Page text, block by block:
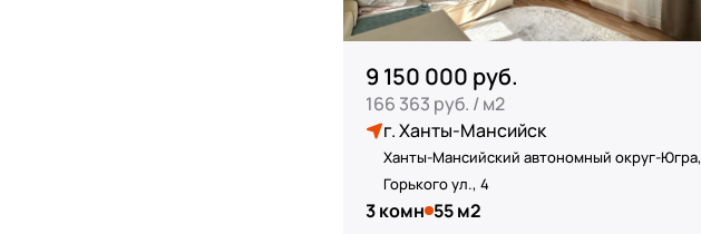
9 150 000 руб.
166 363 руб. / м2
г. Ханты-Мансийск
Ханты-Мансийский автономный округ-Югра,
Горького ул., 4
3 комн 55 м2